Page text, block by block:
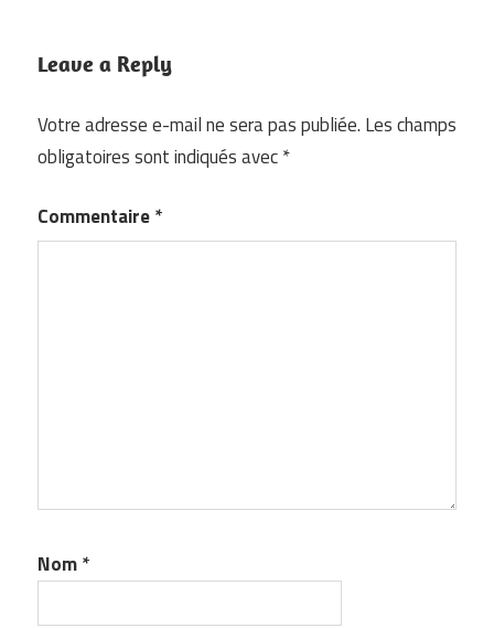
Leave a Reply
Votre adresse e-mail ne sera pas publiée. Les champs
obligatoires sont indiqués avec*
Commentaire*
Nom*